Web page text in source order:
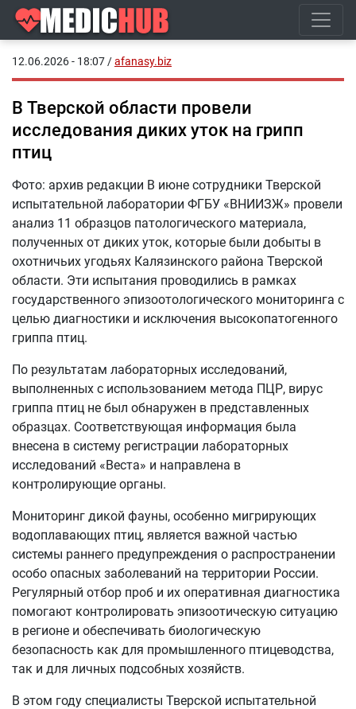
12.06.2026 - 18:07 /afanasy.biz
В Тверской области провели
исследования диких уток на грипп
птиц
Фото: архив редакции В июне сотрудники Тверской
испытательной лаборатории ФГБУ «ВНИИЗЖ» провели
анализ 11 образцов патологического материала,
полученных от диких уток, которые были добыты в
охотничьих угодьях Калязинского района Тверской
области. Эти испытания проводились в рамках
государственного эпизоотологического мониторинга с
целью диагностики и исключения высокопатогенного
гриппа птиц.
По результатам лабораторных исследований,
выполненных с использованием метода ПЦР, вирус
гриппа птиц не был обнаружен в представленных
образцах. Соответствующая информация была
внесена в систему регистрации лабораторных
исследований «Веста» и направлена в
контролирующие органы.
Мониторинг дикой фауны, особенно мигрирующих
водоплавающих птиц, является важной частью
системы раннего предупреждения о распространении
особо опасных заболеваний на территории России.
Регулярный отбор проб и их оперативная диагностика
помогают контролировать эпизоотическую ситуацию
в регионе и обеспечивать биологическую
безопасность как для промышленного птицеводства,
так и для личных подсобных хозяйств.
В этом году специалисты Тверской испытательной